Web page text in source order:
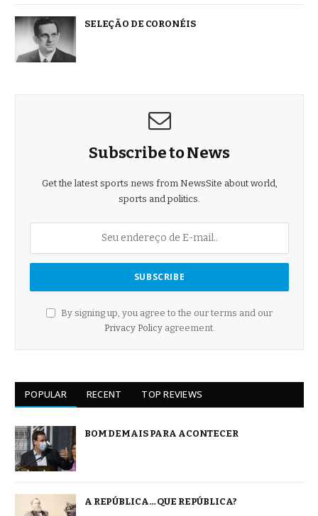
SELEÇÃO DE CORONÉIS
Subscribe to News
Get the latest sports news from NewsSite about world,
sports and politics.
By signing up, you agree to the our terms and our
Privacy Policyagreement.
POPULAR RECENT TOP REVIEWS
BOM DEMAIS PARA ACONTECER
A REPÚBLICA… QUE REPÚBLICA?